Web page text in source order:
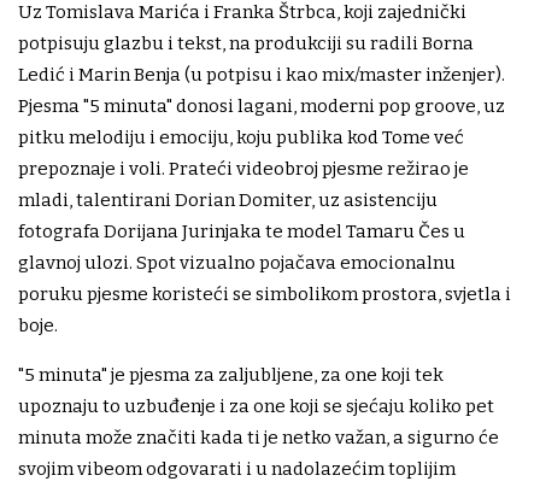
Uz Tomislava Marića i Franka Štrbca, koji zajednički
potpisuju glazbu i tekst, na produkciji su radili Borna
Ledić i Marin Benja (u potpisu i kao mix/master inženjer).
Pjesma "5 minuta" donosi lagani, moderni pop groove, uz
pitku melodiju i emociju, koju publika kod Tome već
prepoznaje i voli. Prateći videobroj pjesme režirao je
mladi, talentirani Dorian Domiter, uz asistenciju
fotografa Dorijana Jurinjaka te model Tamaru Čes u
glavnoj ulozi. Spot vizualno pojačava emocionalnu
poruku pjesme koristeći se simbolikom prostora, svjetla i
boje.
"5 minuta" je pjesma za zaljubljene, za one koji tek
upoznaju to uzbuđenje i za one koji se sjećaju koliko pet
minuta može značiti kada ti je netko važan, a sigurno će
svojim vibeom odgovarati i u nadolazećim toplijim